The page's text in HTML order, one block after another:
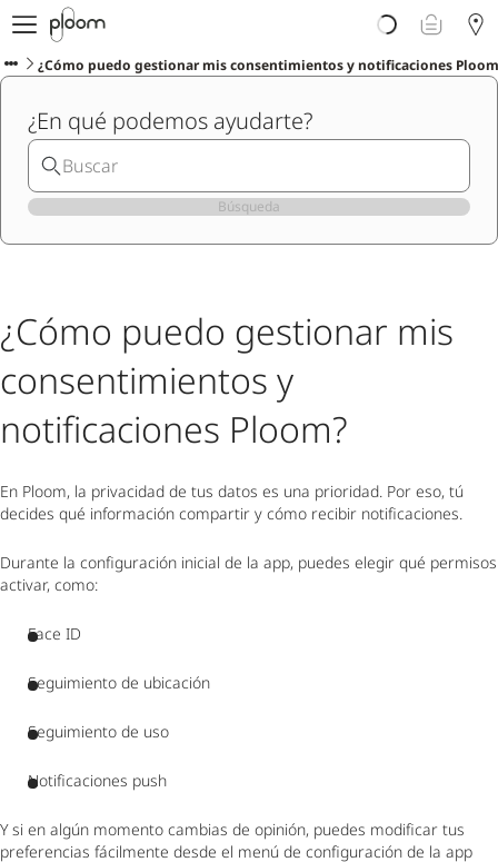
Descubre Ploom AURA
Tienda
Ploom Club
Blog
Ayuda y soporte
Localiza tu tienda
PENÍNSULA Y BALEARES
¿Cómo puedo gestionar mis consentimientos y notificaciones
¿En qué podemos ayudarte?
Búsqueda
¿Cómo puedo gestionar mis
consentimientos y
notificaciones Ploom?
En Ploom, la privacidad de tus datos es una prioridad. Por eso, tú
decides qué información compartir y cómo recibir notificaciones.
Durante la configuración inicial de la app, puedes elegir qué permisos
activar, como:
Face ID
Seguimiento de ubicación
Seguimiento de uso
Notificaciones push
Y si en algún momento cambias de opinión, puedes modificar tus
preferencias fácilmente desde el menú de configuración de la app